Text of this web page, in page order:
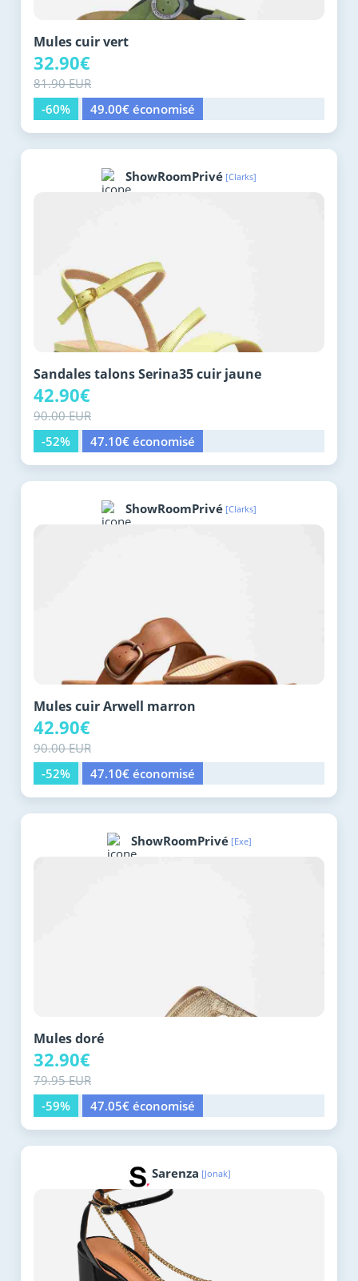
Mules cuir vert
32.90€
81.90 EUR
-60%
49.00€ économisé
ShowRoomPrivé [Clarks]
Sandales talons Serina35 cuir jaune
42.90€
90.00 EUR
-52%
47.10€ économisé
ShowRoomPrivé [Clarks]
Mules cuir Arwell marron
42.90€
90.00 EUR
-52%
47.10€ économisé
ShowRoomPrivé [Exe]
Mules doré
32.90€
79.95 EUR
-59%
47.05€ économisé
Sarenza [Jonak]